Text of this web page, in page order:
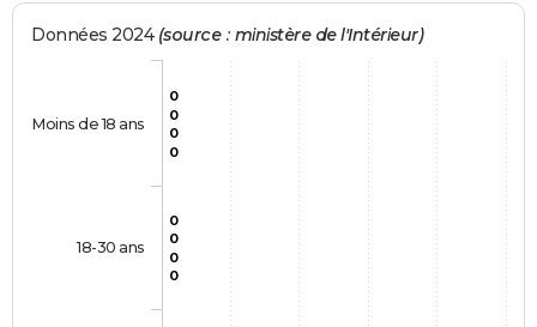
Données 2024 (source : ministère de l'Intérieur)
0
0
0
0
0
0
0
0
Moins de 18 ans
18-30 ans